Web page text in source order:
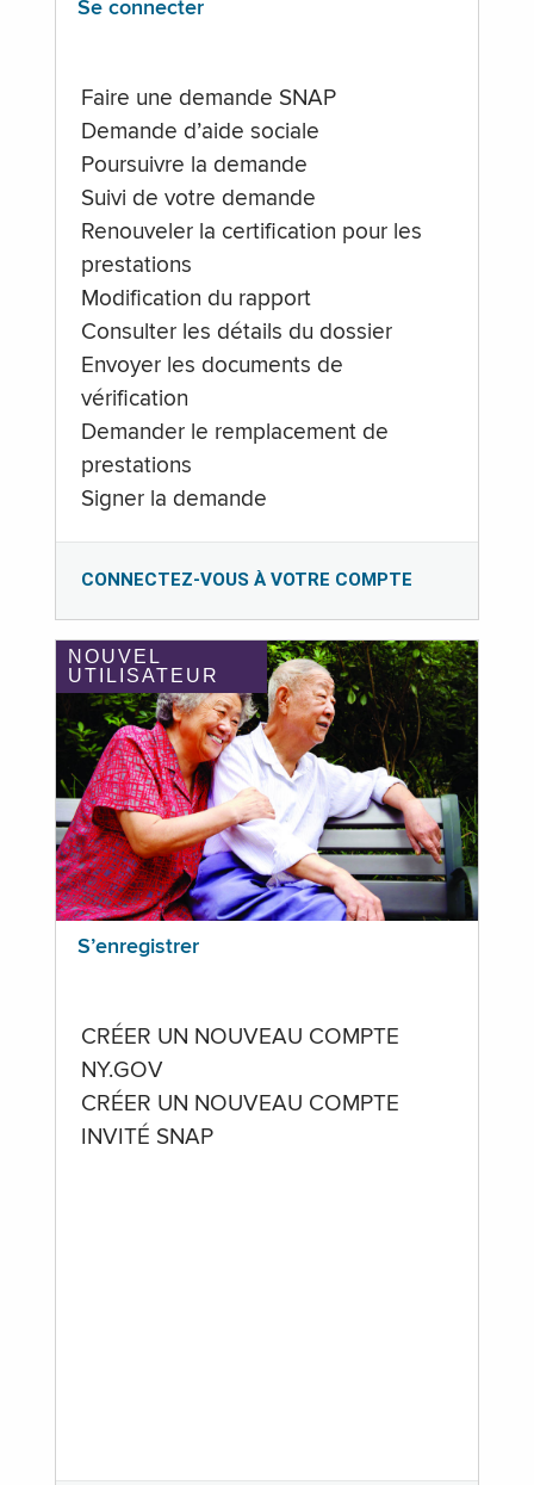
Se connecter
Faire une demande SNAP
Demande d’aide sociale
Poursuivre la demande
Suivi de votre demande
Renouveler la certification pour les
prestations
Modification du rapport
Consulter les détails du dossier
Envoyer les documents de
vérification
Demander le remplacement de
prestations
Signer la demande
CONNECTEZ-VOUS À VOTRE COMPTE
NOUVEL
UTILISATEUR
S’enregistrer
CRÉER UN NOUVEAU COMPTE
NY.GOV
CRÉER UN NOUVEAU COMPTE
INVITÉ SNAP